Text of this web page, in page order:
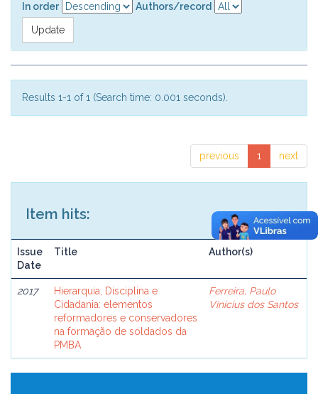
In order
Authors/record
Results 1-1 of 1 (Search time: 0.001 seconds).
previous 1 next
Item hits:
Issue
Date
Title Author(s)
2017
Hierarquia, Disciplina e
Cidadania: elementos
reformadores e conservadores
na formação de soldados da
PMBA
Ferreira, Paulo
Vinícius dos Santos